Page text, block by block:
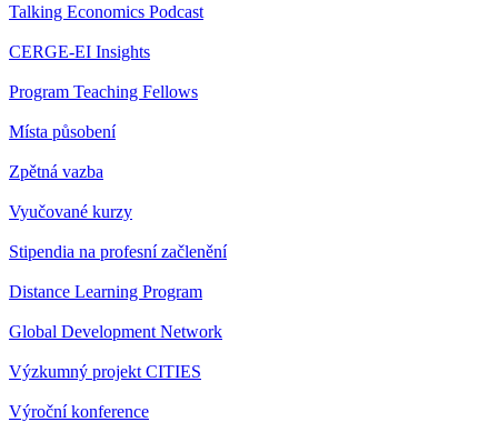
Talking Economics Podcast
CERGE-EI Insights
Program Teaching Fellows
Místa působení
Zpětná vazba
Vyučované kurzy
Stipendia na profesní začlenění
Distance Learning Program
Global Development Network
Výzkumný projekt CITIES
Výroční konference